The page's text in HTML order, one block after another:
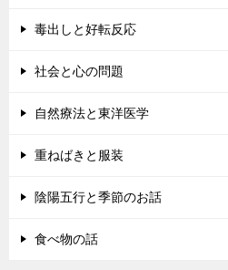
毒出しと好転反応
社会と心の問題
自然療法と東洋医学
重ねばきと服装
陰陽五行と季節のお話
食べ物の話